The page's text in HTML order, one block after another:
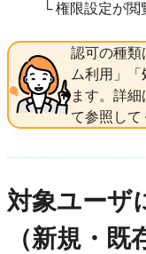
└ 権限設定が閲
認可の種類
ム利用」
ます。詳細
て参照して
対象ユーザ
（新規・既